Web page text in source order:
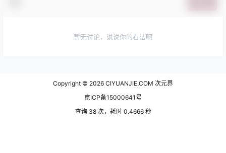
暂无讨论，说说你的看法吧
Copyright © 2026 CIYUANJIE.COM 次元界
京ICP备15000641号
查询 38 次，耗时 0.4666 秒